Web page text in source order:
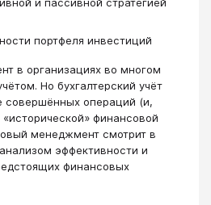
портфеля инвестиций
в организациях во многом
Но бухгалтерский учёт
совершённых операций (и,
финансовой
менеджмент смотрит в
эффективности и
финансовых